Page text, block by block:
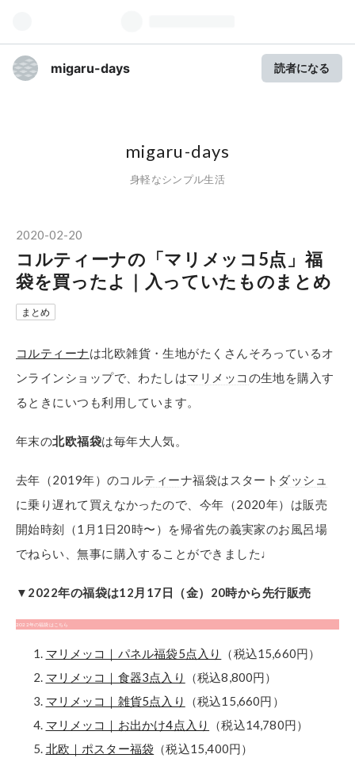
migaru-days 読者になる
migaru-days
身軽なシンプル生活
2020-02-20
コルティーナの「マリメッコ5点」福
袋を買ったよ｜入っていたものまとめ
まとめ
コルティーナは北欧雑貨・生地がたくさんそろっているオ
ンラインショップで、わたしはマリメッコ の生地を購入す
るときにいつも利用しています。
年末の北欧福袋は毎年大人気。
去年（2019年）のコルティーナ福袋はスタート ダッシュ
に乗り遅れて買えなかったので、今年（2020年）は販売
開始時刻（1月1日20時〜）を帰省先の義実家のお風呂場
でねらい、無事に購入することができました♩
▼2022年の福袋は12月17日（金）20時から先行販売
2022年の福袋はこちら
マリメッコ｜パネル福袋5点入り
（税込15,660円）
マリメッコ｜食器3点入り
（税込8,800円）
マリメッコ｜雑貨5点入り
（税込15,660円）
マリメッコ｜お出かけ4点入り
（税込14,780円）
北欧｜ポスター福袋 （税込15,400円）